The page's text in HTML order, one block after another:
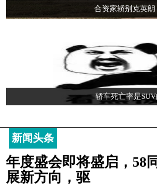
合资家轿别克英朗
轿车死亡率是
新闻头条
年度盛会即将盛启，58
展新方向，驱